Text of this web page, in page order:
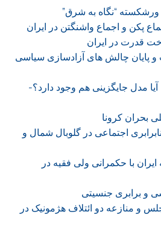
“نگاه به شرق”
پکن و اجماع واشنگتن در ایران
قدرت در ایران
پایان چالش های آزادسازی سیاسی
آیا مدل جایگزینی هم وجود دارد؟-
بحران کرونا
نابرابری اجتماعی در گلوبال شمال و
با حکمرانی ولی فقیه در
و برابری جنسیتی
و منازعه دو ائتلاف هژمونیک در